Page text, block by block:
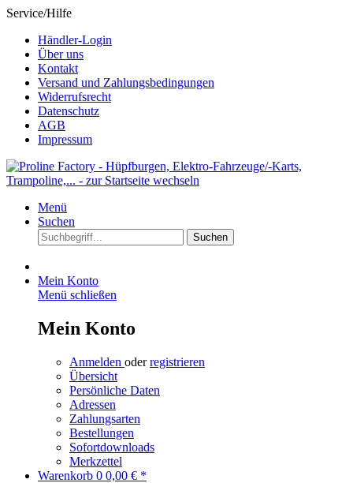
Service/Hilfe
Händler-Login
Über uns
Kontakt
Versand und Zahlungsbedingungen
Widerrufsrecht
Datenschutz
AGB
Impressum
Menü
Suchen
Suchen
Mein Konto
Menü schließen
Mein Konto
Anmelden oderregistrieren
Übersicht
Persönliche Daten
Adressen
Zahlungsarten
Bestellungen
Sofortdownloads
Merkzettel
Warenkorb 0 0,00 € *